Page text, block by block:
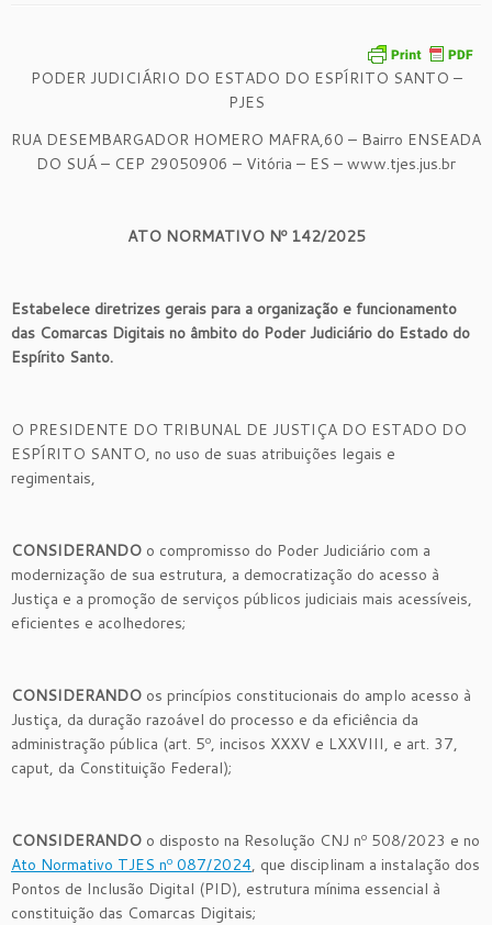
PODER JUDICIÁRIO DO ESTADO DO ESPÍRITO SANTO –
PJES
RUA DESEMBARGADOR HOMERO MAFRA,60 – Bairro ENSEADA
DO SUÁ – CEP 29050906 – Vitória – ES – www.tjes.jus.br
ATO NORMATIVO Nº 142/2025
Estabelece diretrizes gerais para a organização e funcionamento
das Comarcas Digitais no âmbito do Poder Judiciário do Estado do
Espírito Santo.
O PRESIDENTE DO TRIBUNAL DE JUSTIÇA DO ESTADO DO
ESPÍRITO SANTO, no uso de suas atribuições legais e
regimentais,
CONSIDERANDO o compromisso do Poder Judiciário com a
modernização de sua estrutura, a democratização do acesso à
Justiça e a promoção de serviços públicos judiciais mais acessíveis,
eficientes e acolhedores;
CONSIDERANDO os princípios constitucionais do amplo acesso à
Justiça, da duração razoável do processo e da eficiência da
administração pública (art. 5º, incisos XXXV e LXXVIII, e art. 37,
caput, da Constituição Federal);
CONSIDERANDO o disposto na Resolução CNJ nº 508/2023 e no
Ato Normativo TJES nº 087/2024, que disciplinam a instalação dos
Pontos de Inclusão Digital (PID), estrutura mínima essencial à
constituição das Comarcas Digitais;